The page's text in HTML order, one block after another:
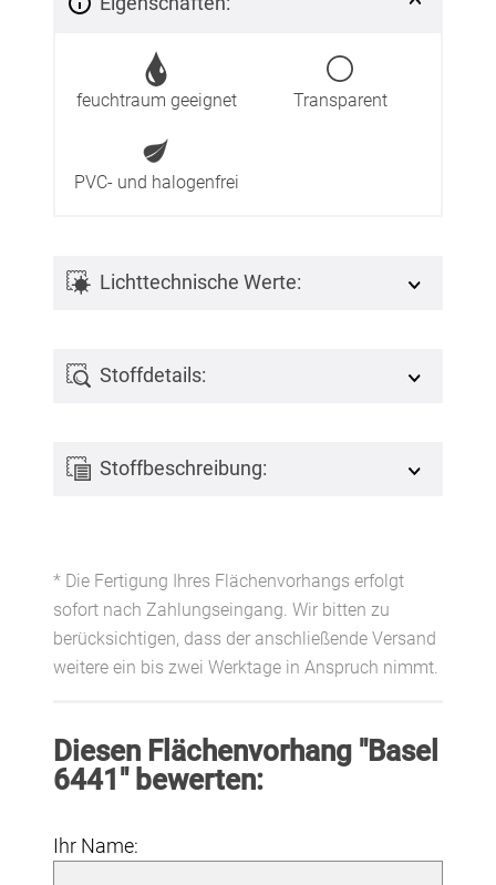
feuchtraum geeignet Transparent
PVC- und halogenfrei
Lichttechnische Werte:
Stoffdetails:
Stoffbeschreibung:
* Die Fertigung Ihres Flächenvorhangs erfolgt
sofort nach Zahlungseingang. Wir bitten zu
berücksichtigen, dass der anschließende Versand
weitere ein bis zwei Werktage in Anspruch nimmt.
Diesen Flächenvorhang "Basel
6441" bewerten:
Ihr Name: